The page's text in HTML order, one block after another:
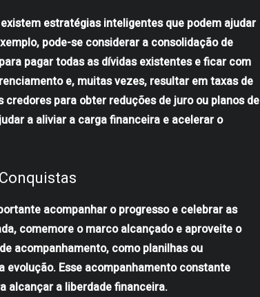
estratégias inteligentes que podem ajudar
pode-se considerar a consolidação de
pagar todas as dívidas existentes e ficar com
e, muitas vezes, resultar em taxas de
para obter reduções de juro ou planos de
a aliviar a carga financeira e acelerar o
acompanhar o progresso e celebrar as
comemore o marco alcançado e aproveite o
acompanhamento, como planilhas ou
Esse acompanhamento constante
alcançar a liberdade financeira.